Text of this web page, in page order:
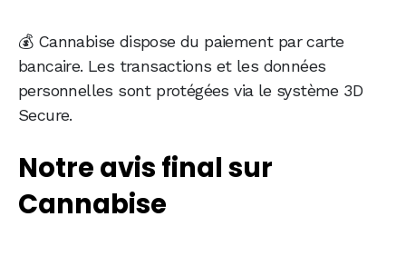
💰 Cannabise dispose du paiement par carte
bancaire. Les transactions et les données
personnelles sont protégées via le système 3D
Secure.
Notre avis final sur
Cannabise